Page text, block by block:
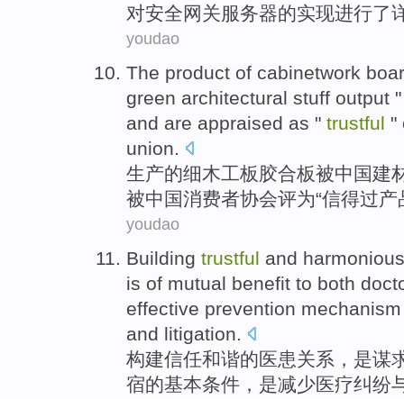
对安全网关服务器的实现进行了
youdao
The product of cabinetwork
green architectural stuff output
and are appraised as " trustful "
union.
生产的细木工板胶合板被中国建
被中国消费者协会评为“信得过产
youdao
Building trustful and harmonious
is of mutual benefit to both
effective prevention mechanism
and litigation.
构建信任和谐的医患关系 ， 是谋
宿的基本条件，是减少医疗纠纷